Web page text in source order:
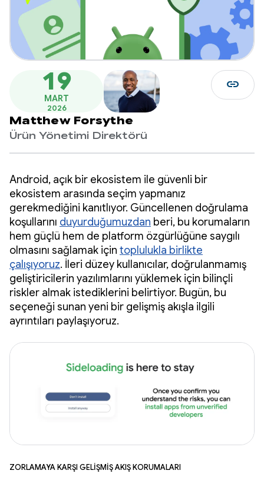
19
MART
2026
Matthew Forsythe
Ürün Yönetimi Direktörü
link
Android, açık bir ekosistem ile güvenli bir
ekosistem arasında seçim yapmanız
gerekmediğini kanıtlıyor. Güncellenen doğrulama
koşullarını duyurduğumuzdan beri, bu korumaların
hem güçlü hem de platform özgürlüğüne saygılı
olmasını sağlamak için toplulukla birlikte
çalışıyoruz. İleri düzey kullanıcılar, doğrulanmamış
geliştiricilerin yazılımlarını yüklemek için bilinçli
riskler almak istediklerini belirtiyor. Bugün, bu
seçeneği sunan yeni bir gelişmiş akışla ilgili
ayrıntıları paylaşıyoruz.
Zorlamaya karşı gelişmiş akış korumaları